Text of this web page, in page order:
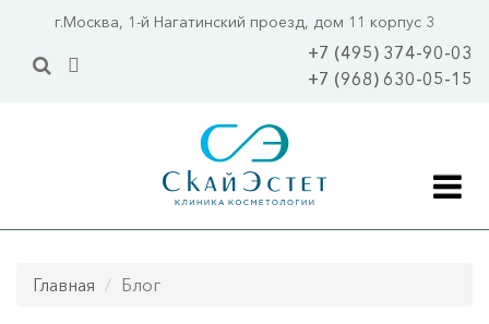
Перейти
основному
г.Москва, 1-й Нагатинский проезд, дом 11 корпус 3
+7 (495) 374-90-03
+7 (968) 630-05-15
Акции
Главная Блог